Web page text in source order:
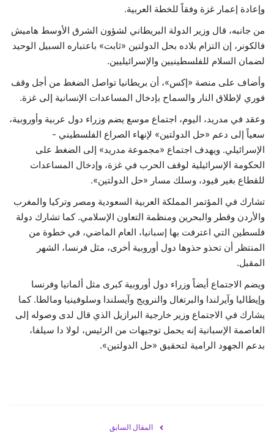
وإعادة إعمار غزة وفقاً للخطة العربية.
من جانبه، قال وزير الدولة البريطاني لشؤون الشرق الأوسط هاميش
فالكونر، إن التزام بلاده بحل الدولتين «ثابت» باعتباره السبيل الوحيد
لضمان السلام للفلسطينيين والإسرائيليين.
وأضاف على منصة «إكس»، أن بريطانيا تواصل الضغط من أجل وقف
فوري لإطلاق النار والسماح بإدخال المساعدات الإنسانية إلى غزة.
وعقد في مدريد، اليوم، اجتماع موسع يضم وزراء دول عربية وأوروبية،
سعياً إلى دعم «حل الدولتين» لإنهاء الصراع الفلسطيني -
الإسرائيلي. ويهدف اجتماع «مجموعة مدريد» إلى الضغط على
الحكومة الإسرائيلية لوقف الحرب في غزة، وإدخال المساعدات
للقطاع بغير قيود، وسلك مسار «حل الدولتين».
تشارك في المؤتمر المملكة العربية السعودية ومصر وتركيا والمغرب
والأردن وقطر والبحرين ومنظمة التعاون الإسلامي. كما تشارك دولة
فلسطين التي اعترفت بها إسبانيا، العام الماضي، في خطوة من
المنتظر أن تحذو حذوها دول أوروبية أخرى، مثل فرنسا، الشهر
المقبل.
ويضم الاجتماع أيضاً وزراء دول أوروبية كبرى مثل ألمانيا وفرنسا
وإيطاليا وآيرلندا والبرتغال والنرويج وآيسلندا وسلوفينيا ومالطا. كما
يشارك في الاجتماع وزير خارجية البرازيل الذي قال لدى وصوله إلى
العاصمة الإسبانية إنه يحمل توجيهات من الرئيس، لولا دا سيلفا،
بدعم الجهود الرامية لتحقيق «حل الدولتين».
المقال السابق